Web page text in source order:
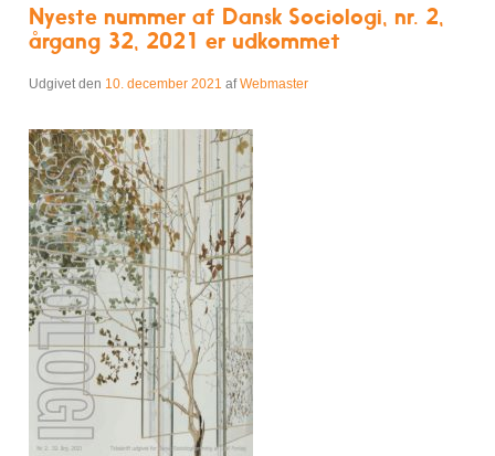
Nyeste nummer af Dansk Sociologi, nr. 2,
årgang 32, 2021 er udkommet
Udgivet den 10. december 2021 afWebmaster